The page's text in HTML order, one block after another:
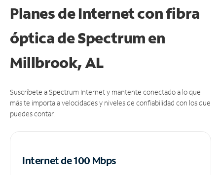
Planes de Internet con fibra
óptica de Spectrum en
Millbrook, AL
Suscríbete a Spectrum Internet y mantente conectado a lo que
más te importa a velocidades y niveles de confiabilidad con los que
puedes contar.
Internet de 100 Mbps